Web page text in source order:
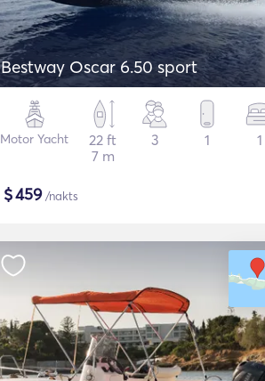
Bestway Oscar 6.50 sport
Motor Yacht
22 ft
7 m
3 1 1
$459/nakts